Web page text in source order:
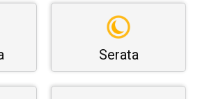
Serata